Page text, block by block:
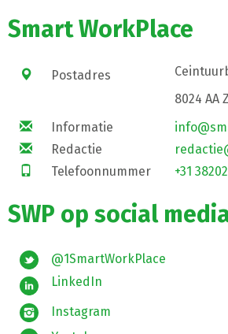
Smart WorkPlace
Postadres
8024 AA
Informatie
Redactie
Telefoonnummer
+31
SWP op social
@1SmartWorkPlace
LinkedIn
Instagram